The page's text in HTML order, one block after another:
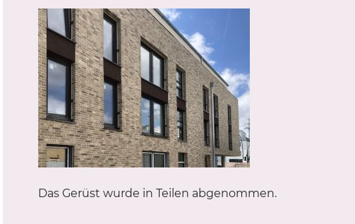
Das Gerüst wurde in Teilen abgenommen.